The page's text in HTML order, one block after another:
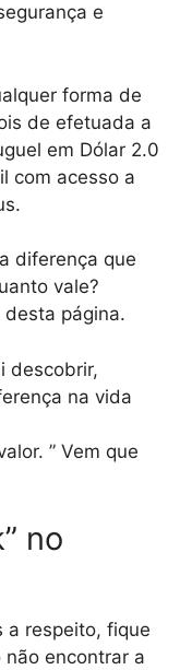
e
forma de
de efetuada a
em Dólar 2.0
com acesso a
diferença que
vale?
página.
descobrir,
na vida
” Vem que
no
a respeito, fique
encontrar a